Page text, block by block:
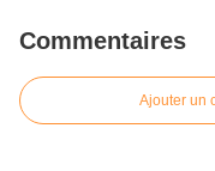
Commentaires
Ajouter un